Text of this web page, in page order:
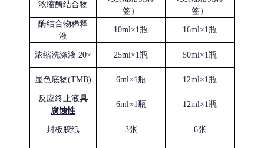
浓缩酶结合物
签）
签）
酶结合物稀释
液
10ml×1瓶 16ml×1瓶
浓缩洗涤液 20× 25ml×1瓶 50ml×1瓶
显色底物(TMB) 6ml×1瓶 12ml×1瓶
反应终止液具
腐蚀性
6ml×1瓶 12ml×1瓶
封板胶纸 3张 6张